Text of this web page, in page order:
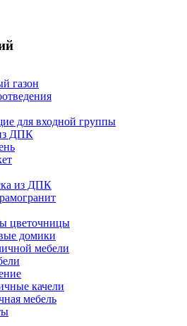
газон
для входной группы
ДПК
из ДПК
цветочницы
домики
мебели
качели
мебель